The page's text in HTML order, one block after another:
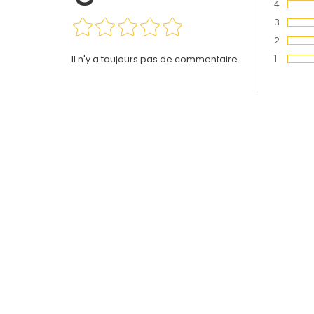
Il n'y a toujours pas de commentaire.
Vote :
4
Vote :
3
Vote :
2
Vote :
1